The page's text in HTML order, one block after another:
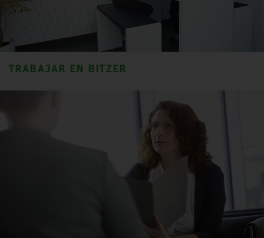
TRABAJAR EN BITZER